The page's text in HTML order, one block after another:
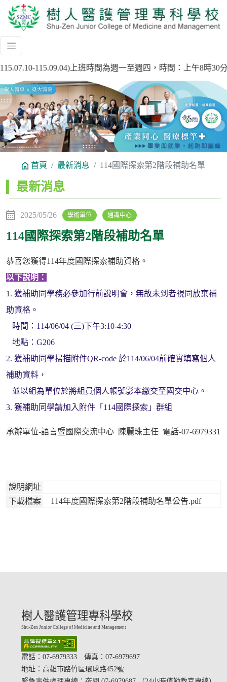
115.09.04)上班時間為週一至週四，時間：上午8時30
Previous Next
首頁 最新消息 114國際探索第2階段補助名單
最新消息
2025/05/26 學術單位 通識中心
114國際探索第2階段補助名單
恭喜您獲得114年度國際探索補助資格。
以下說明：
1. 獲補助同學務必參加行前說明會，無故未到者視同放棄補
助資格。
時間：114/06/04 (三)下午3:10-4:30
地點：G206
2. 獲補助同學掃描附件QR-code 於114/06/04前確實填寫個人
補助資料，
並以組為單位於將組員個人帳號影本繳交至國交中心。
3. 獲補助同學請加入附件「114國際探索」群組
承辦單位-語言暨國際交流中心 陳麗珠主任 電話-07-6979331
說明網址
下載檔案
114年度國際探索第2階段補助名單公告.pdf
樹人醫護管理專科學校
Shu-Zen Junior College of Medicine and Management
電話：07-6979333 傳真：07-6979697
地址： 高雄市路竹區環球路452號